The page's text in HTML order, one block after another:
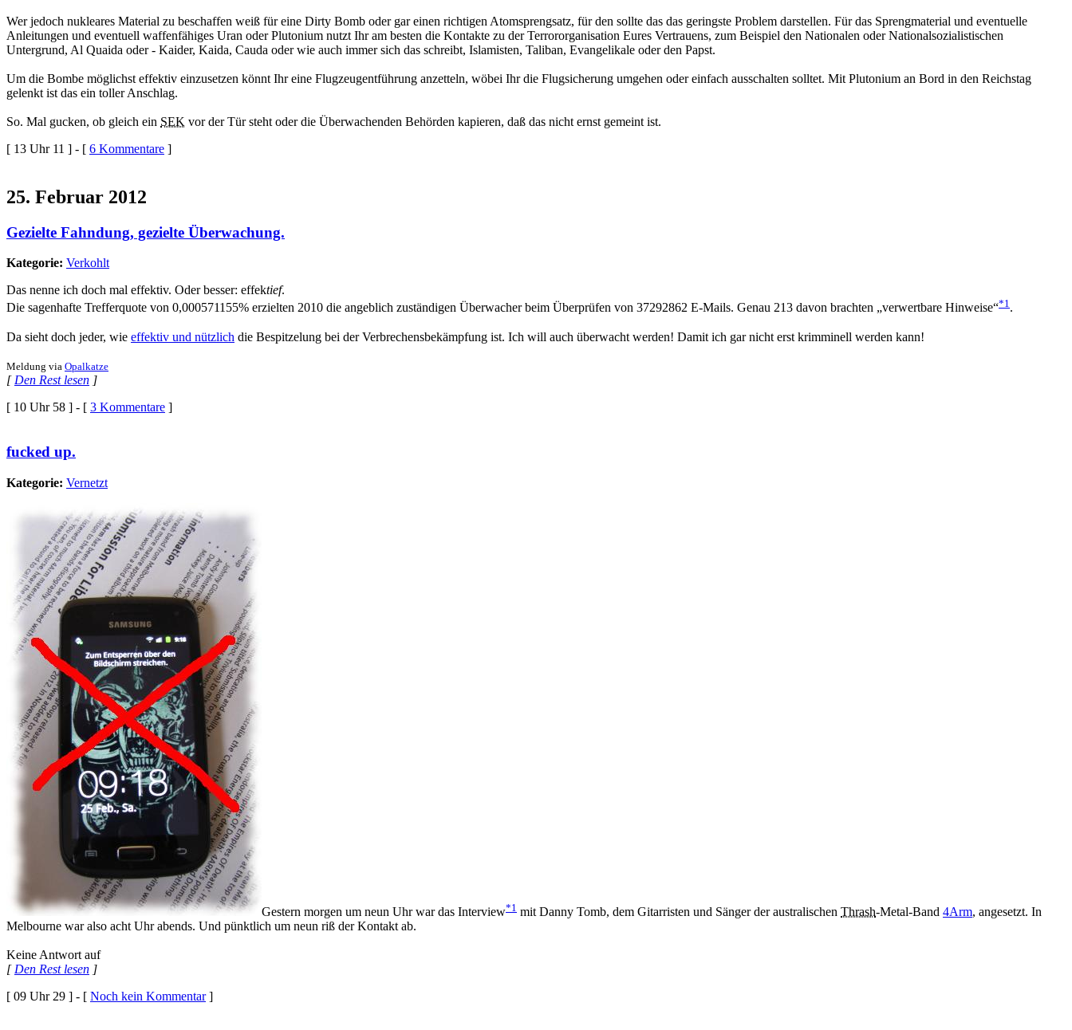
Wer jedoch nukleares Material zu beschaffen weiß für eine Dirty Bomb oder gar einen richtigen Atomsprengsatz, für den sollte das das geringste Problem darstellen. Für das Sprengmaterial und eventuelle
Anleitungen und eventuell waffenfähiges Uran oder Plutonium nutzt Ihr am besten die Kontakte zu der Terrororganisation Eures Vertrauens, zum Beispiel den Nationalen oder Nationalsozialistischen
Untergrund, Al Quaida oder - Kaider, Kaida, Cauda oder wie auch immer sich das schreibt, Islamisten, Taliban, Evangelikale oder den Papst.
Um die Bombe möglichst effektiv einzusetzen könnt Ihr eine Flugzeugentführung anzetteln, wöbei Ihr die Flugsicherung umgehen oder einfach ausschalten solltet. Mit Plutonium an Bord in den Reichstag
gelenkt ist das ein toller Anschlag.
So. Mal gucken, ob gleich ein SEK vor der Tür steht oder die Überwachenden Behörden kapieren, daß das nicht ernst gemeint ist.
[ 13 Uhr 11 ] - [ 6 Kommentare ]
25. Februar 2012
Gezielte Fahndung, gezielte Überwachung.
Kategorie: Verkohlt
Das nenne ich doch mal effektiv. Oder besser: effektief.
Die sagenhafte Trefferquote von 0,000571155% erzielten 2010 die angeblich zuständigen Überwacher beim Überprüfen von 37292862 E-Mails. Genau 213 davon brachten „verwertbare Hinweise“*1.
Da sieht doch jeder, wie effektiv und nützlich die Bespitzelung bei der Verbrechensbekämpfung ist. Ich will auch überwacht werden! Damit ich gar nicht erst krimminell werden kann!
Meldung via Opalkatze
[ Den Rest lesen ]
[ 10 Uhr 58 ] - [ 3 Kommentare ]
fucked up.
Kategorie: Vernetzt
Gestern morgen um neun Uhr war das Interview*1 mit Danny Tomb, dem Gitarristen und Sänger der australischen Thrash-Metal-Band 4Arm, angesetzt. In
Melbourne war also acht Uhr abends. Und pünktlich um neun riß der Kontakt ab.
Keine Antwort auf
[ Den Rest lesen ]
[ 09 Uhr 29 ] - [ Noch kein Kommentar]